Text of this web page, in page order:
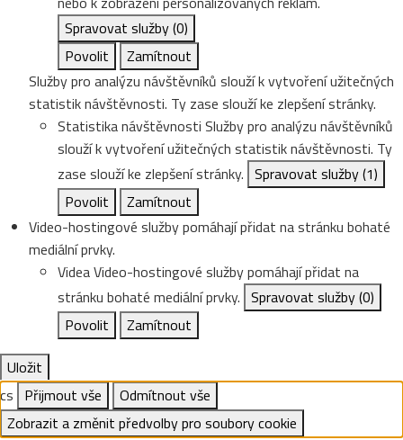
Spravovat služby(0)
Povolit
Zamítnout
Služby pro analýzu návštěvníků slouží k vytvoření užitečných
statistik návštěvnosti. Ty zase slouží ke zlepšení stránky.
Statistika návštěvnosti Služby pro analýzu návštěvníků
slouží k vytvoření užitečných statistik návštěvnosti. Ty
zase slouží ke zlepšení stránky. Spravovat služby(1)
Povolit
Zamítnout
Video-hostingové služby pomáhají přidat na stránku bohaté
mediální prvky.
VideaVideo-hostingové služby pomáhají přidat na
stránku bohaté mediální prvky. Spravovat služby(0)
Povolit
Zamítnout
Uložit
cs Přijmout vše
Odmítnout vše
Zobrazit a změnit předvolby pro soubory cookie